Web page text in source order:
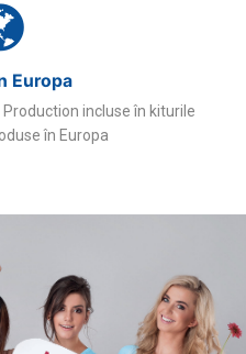
Europa
incluse în kiturile
în Europa